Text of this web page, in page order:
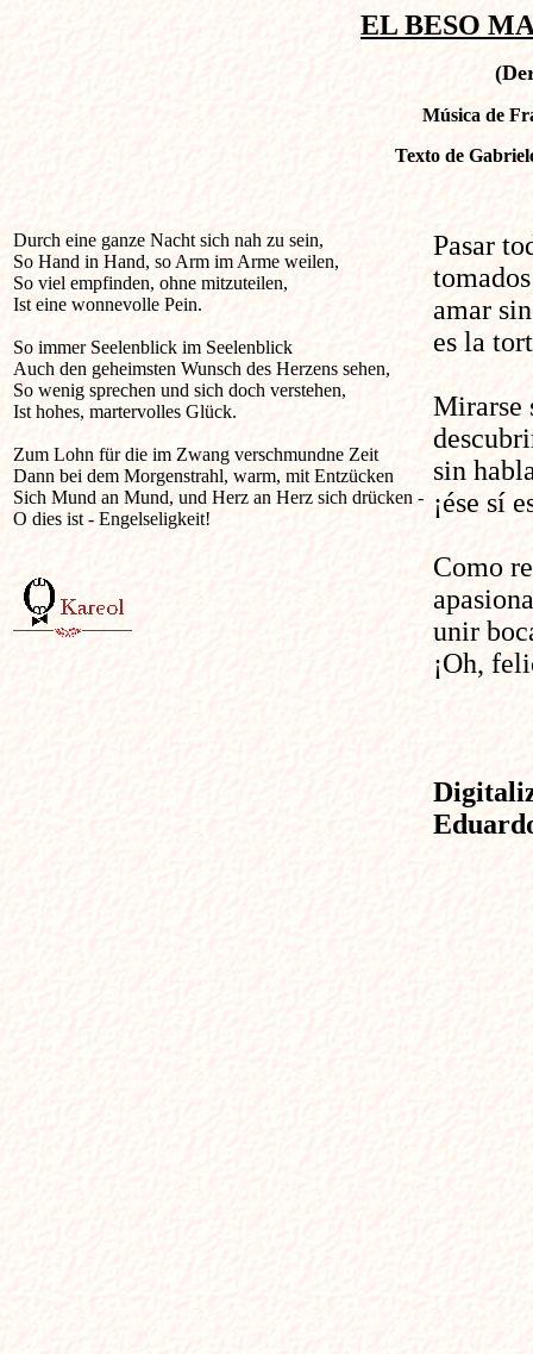
EL BESO
Música de
Texto de
Durch eine ganze Nacht sich nah zu sein,
So Hand in Hand, so Arm im Arme weilen,
So viel empfinden, ohne mitzuteilen,
Ist eine wonnevolle Pein.
So immer Seelenblick im Seelenblick
Auch den geheimsten Wunsch des Herzens sehen,
So wenig sprechen und sich doch verstehen,
Ist hohes, martervolles Glück.
Zum Lohn für die im Zwang verschmundne Zeit
Dann bei dem Morgenstrahl, warm, mit Entzücken
Sich Mund an Mund, und Herz an Herz sich drücken -
O dies ist - Engelseligkeit!
Pasar
amar
es la
Mirarse
sin
¡ése sí
Como
unir
¡Oh,